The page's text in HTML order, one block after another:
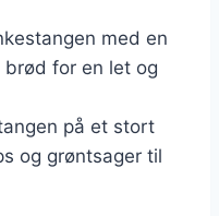
med en
for en let og
på et stort
og grøntsager til